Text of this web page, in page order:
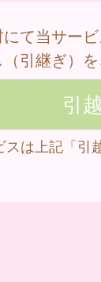
て当サービ
引継ぎ）
は上記「引